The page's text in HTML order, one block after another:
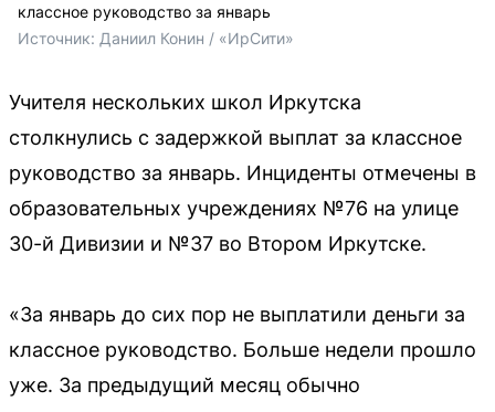
классное руководство за январь
Источник: Даниил Конин / «ИрСити»
Учителя нескольких школ Иркутска
столкнулись с задержкой выплат за классное
руководство за январь. Инциденты отмечены в
образовательных учреждениях №76 на улице
30-й Дивизии и №37 во Втором Иркутске.
«За январь до сих пор не выплатили деньги за
классное руководство. Больше недели прошло
уже. За предыдущий месяц обычно